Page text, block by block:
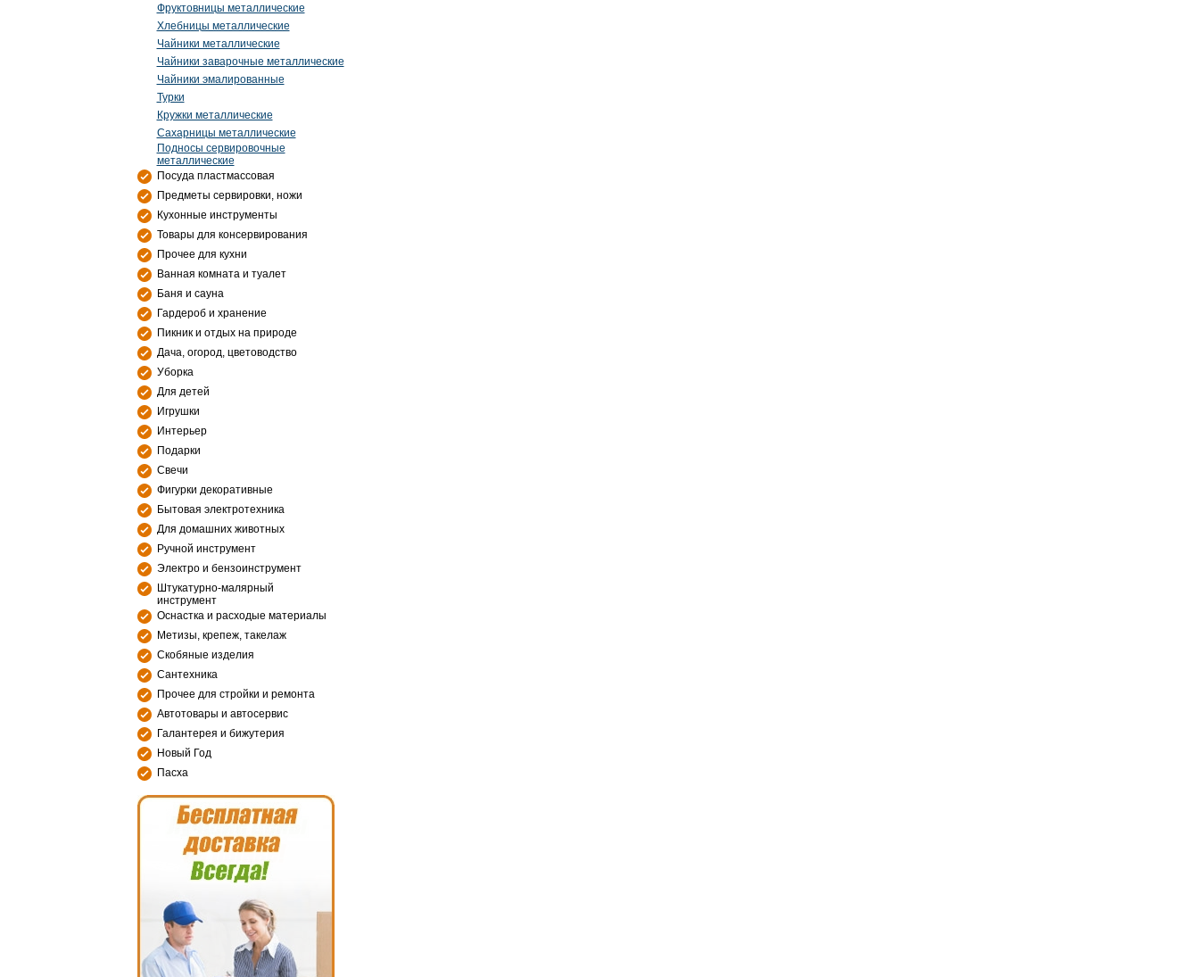
Фруктовницы металлические
Хлебницы металлические
Чайники металлические
Чайники заварочные металлические
Чайники эмалированные
Турки
Кружки металлические
Сахарницы металлические
Подносы сервировочные
металлические
Посуда пластмассовая
Предметы сервировки, ножи
Кухонные инструменты
Товары для консервирования
Прочее для кухни
Ванная комната и туалет
Баня и сауна
Гардероб и хранение
Пикник и отдых на природе
Дача, огород, цветоводство
Уборка
Для детей
Игрушки
Интерьер
Подарки
Свечи
Фигурки декоративные
Бытовая электротехника
Для домашних животных
Ручной инструмент
Электро и бензоинструмент
Штукатурно-малярный
инструмент
Оснастка и расходые материалы
Метизы, крепеж, такелаж
Скобяные изделия
Сантехника
Прочее для стройки и ремонта
Автотовары и автосервис
Галантерея и бижутерия
Новый Год
Пасха